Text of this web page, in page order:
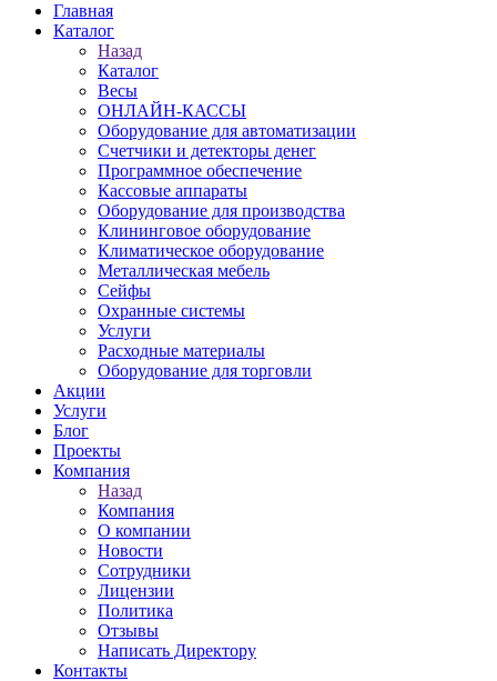
Главная
Каталог
Назад
Каталог
Весы
ОНЛАЙН-КАССЫ
Оборудование для автоматизации
Счетчики и детекторы денег
Программное обеспечение
Кассовые аппараты
Оборудование для производства
Клининговое оборудование
Климатическое оборудование
Металлическая мебель
Сейфы
Охранные системы
Услуги
Расходные материалы
Оборудование для торговли
Акции
Услуги
Блог
Проекты
Компания
Назад
Компания
О компании
Новости
Сотрудники
Лицензии
Политика
Отзывы
Написать Директору
Контакты